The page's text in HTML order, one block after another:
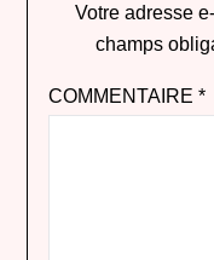
Votre adresse
champs
COMMENTAIRE *